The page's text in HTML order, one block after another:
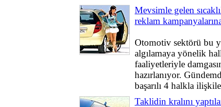
Mevsimle gelen
reklam
Otomotiv sektörü bu
algılamaya yönelik
faaliyetleriyle
hazırlanıyor.
başarılı 4 halkla
Taklidin kralını